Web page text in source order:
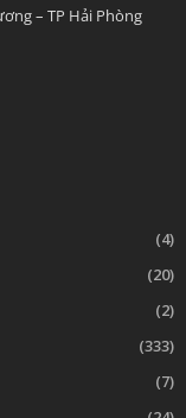
– TP Hải Phòng
(4)
(20)
(2)
(333)
(7)